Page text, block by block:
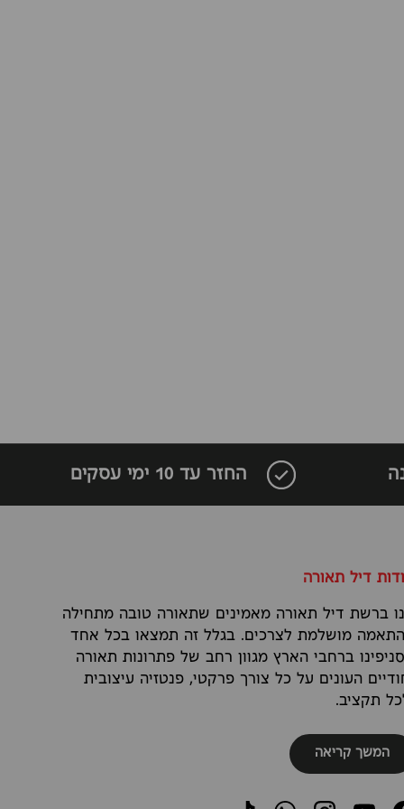
החזר עד 10 ימי עסקים
דיל תאורה
ברשת דיל תאורה מאמינים שתאורה טובה מתחילה
מושלמת לצרכים. בגלל זה תמצאו בכל אחד
ברחבי הארץ מגוון רחב של פתרונות תאורה
העונים על כל צורך פרקטי, פנטזיה עיצובית
תקציב.
המשך קריאה